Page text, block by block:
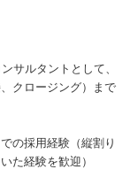
サルタントとして、
クロージング）まで
の採用経験（縦割り
た経験を歓迎）